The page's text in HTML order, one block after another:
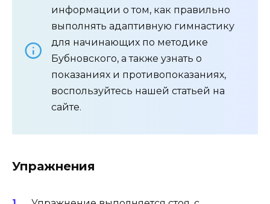
информации о том, как правильно
выполнять адаптивную гимнастику
для начинающих по методике
Бубновского, а также узнать о
показаниях и противопоказаниях,
воспользуйтесь нашей статьей на
сайте.
Упражнения